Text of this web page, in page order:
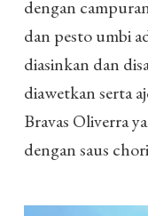
dengan
dan pesto umbi
diasinkan dan
diawetkan serta
Bravas Oliverra
dengan saus